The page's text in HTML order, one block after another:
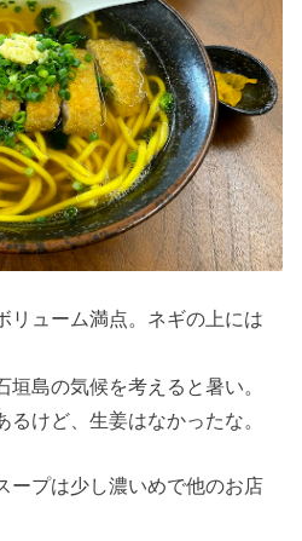
リューム満点。ネギの上には
島の気候を考えると暑い。
けど、生姜はなかったな。
ープは少し濃いめで他のお店